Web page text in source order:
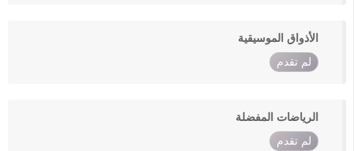
الأذواق الموسيقية
لم تقدم
الرياضات المفضلة
لم تقدم